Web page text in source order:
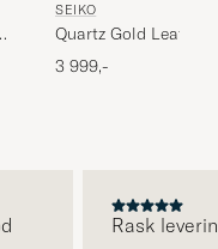
SEIKO
Quartz Gold Leather
Dial
3 999,-
Rask